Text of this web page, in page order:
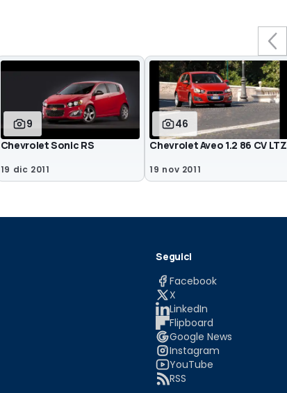
9
Chevrolet Sonic RS
19 dic 2011
46
Chevrolet Aveo 1.2 86 CV LTZ
19 nov 2011
Seguici
Facebook
X
LinkedIn
Flipboard
Google News
Instagram
YouTube
RSS